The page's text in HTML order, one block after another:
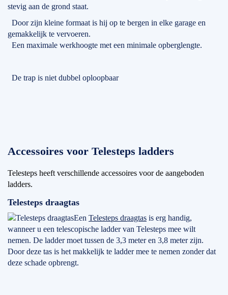
stevig aan de grond staat.
Door zijn kleine formaat is hij op te bergen in elke garage en
gemakkelijk te vervoeren.
Een maximale werkhoogte met een minimale opberglengte.
De trap is niet dubbel oploopbaar
Accessoires voor Telesteps ladders
Telesteps heeft verschillende accessoires voor de aangeboden
ladders.
Telesteps draagtas
Een Telesteps draagtas is erg handig,
wanneer u een telescopische ladder van Telesteps mee wilt
nemen. De ladder moet tussen de 3,3 meter en 3,8 meter zijn.
Door deze tas is het makkelijk te ladder mee te nemen zonder dat
deze schade opbrengt.